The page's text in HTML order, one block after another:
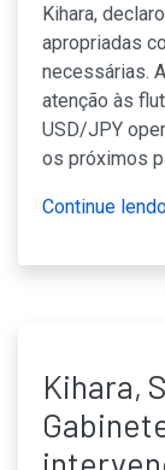
Kihara,
apropriadas
necessárias.
atenção às
USD/JPY
os próximos
Continue
Kihara,